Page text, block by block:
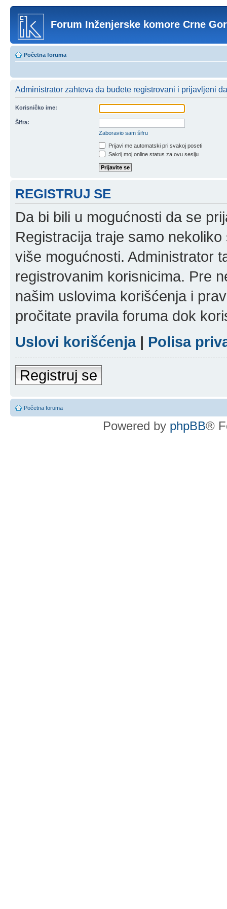
Forum Inženjerske komore Crne
Početna foruma
Administrator zahteva da budete registrovani i prijavljeni
Korisničko ime:
Šifra:
Zaboravio sam šifru
Prijavi me automatski pri svakoj poseti
Sakrij moj online status za ovu sesiju
REGISTRUJ SE
Da bi bili u mogućnosti da se
Registracija traje samo
više mogućnosti. Administrator
registrovanim korisnicima. Pre
našim uslovima korišćenja i
pročitate pravila foruma dok
Uslovi korišćenja| Polisa
Registruj se
Početna foruma
Powered by phpBB®